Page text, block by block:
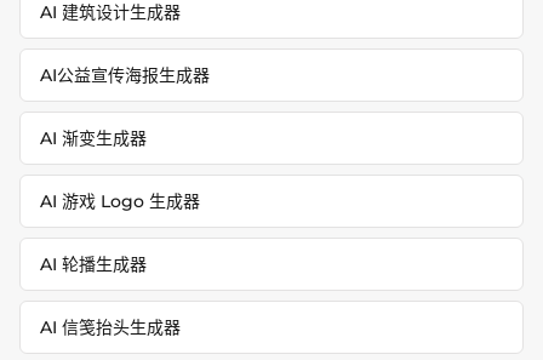
AI 建筑设计生成器
AI公益宣传海报生成器
AI 渐变生成器
AI 游戏 Logo 生成器
AI 轮播生成器
AI 信笺抬头生成器